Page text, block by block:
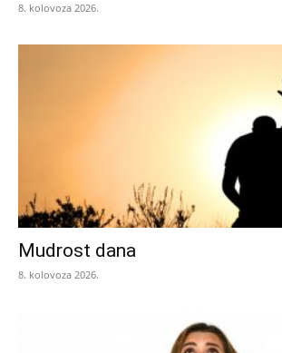
8. kolovoza 2026.
Mudrost dana
8. kolovoza 2026.